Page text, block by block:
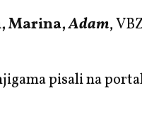
Marina,Adam,
pisali na